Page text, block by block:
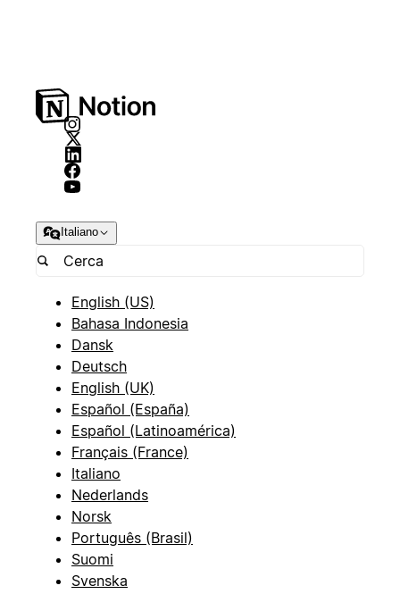
Italiano
English (US)
Bahasa Indonesia
Dansk
Deutsch
English (UK)
Español (España)
Español (Latinoamérica)
Français (France)
Italiano
Nederlands
Norsk
Português (Brasil)
Suomi
Svenska